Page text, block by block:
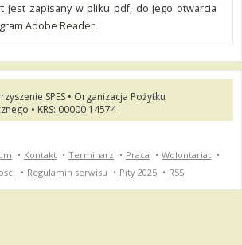
jest zapisany w pliku pdf, do jego otwarcia
Adobe Reader.
SPES • Organizacja Pożytku
• KRS: 00000 14574
• Kontakt • Terminarz • Praca • Wolontariat •
• Regulamin serwisu • Pity 2025 • RSS